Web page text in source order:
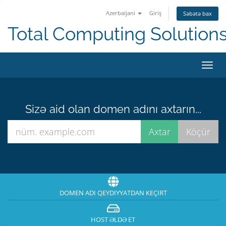
Azerbaijani Giriş Səbətə bax
Total Computing
keçid
Sizə aid olan domen adını axtarın...
DOMEN ADI QEYDIYYATDAN KEÇIRT
HOST ƏLDƏ ET